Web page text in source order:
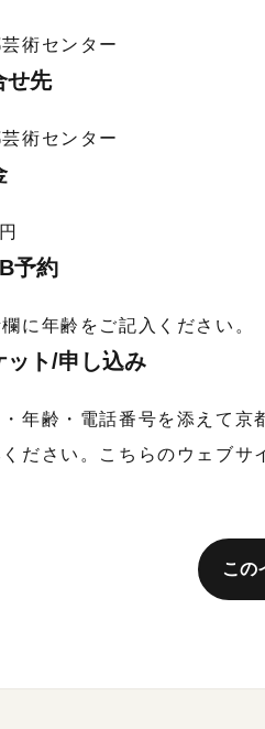
術センター
せ先
術センター
予約
に年齢をご記入ください。
ット/申し込み
・年齢・電話番号を添えて京
ださい。こちらのウェブサ
この